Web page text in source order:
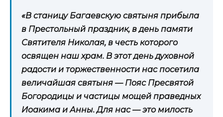
«В станицу Багаевскую святыня прибыла
в Престольный праздник, в день памяти
Святителя Николая, в честь которого
освящен наш храм. В этот день духовной
радости и торжественности нас посетила
величайшая святыня — Пояс Пресвятой
Богородицы и частицы мощей праведных
Иоакима и Анны. Для нас — это милость